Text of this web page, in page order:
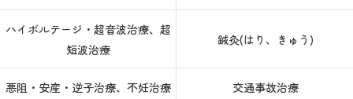
ハイボルテージ・超音波治療、超
短波治療
鍼灸(はり、きゅう)
悪阻・安産・逆子治療、不妊治療 交通事故治療